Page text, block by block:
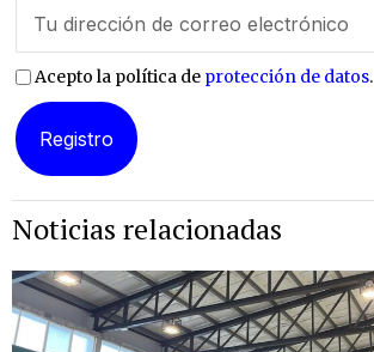
Acepto la política de protección de datos.
Noticias relacionadas